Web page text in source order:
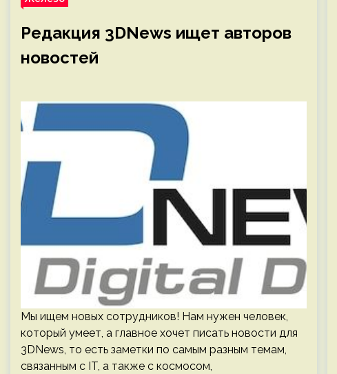
Редакция 3DNews ищет авторов
новостей
Мы ищем новых сотрудников! Нам нужен человек,
который умеет, а главное хочет писать новости для
3DNews, то есть заметки по самым разным темам,
связанным с IT, а также с космосом,